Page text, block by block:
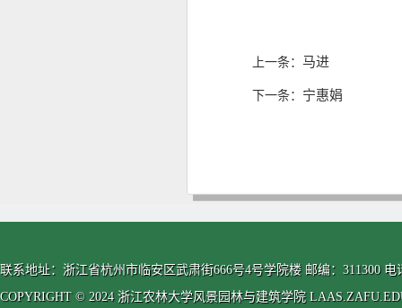
上一条： 马进
下一条： 宁惠娟
联系地址：浙江省杭州市临安区武肃街666号4号学院楼 邮编：311300 电
COPYRIGHT © 2024 浙江农林大学风景园林与建筑学院